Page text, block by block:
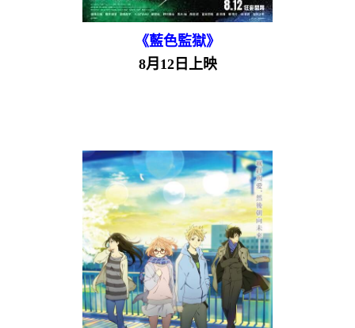
《藍色監獄》
8月12日上映